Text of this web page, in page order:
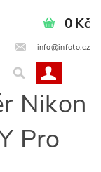
info@infoto.cz
0 Kč
Nikon
Pro